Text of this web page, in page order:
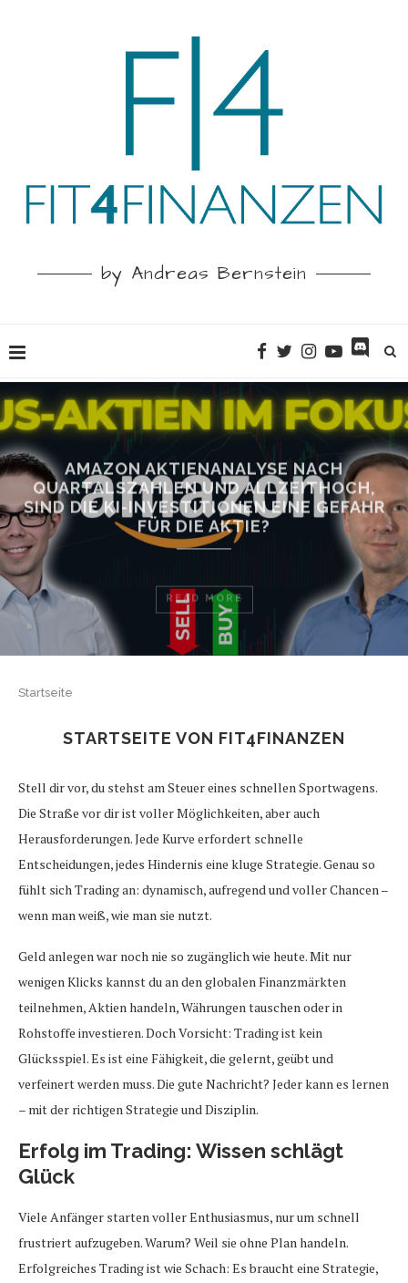
by Andreas Bernstein
AMAZON AKTIENANALYSE NACH
QUARTALSZAHLEN UND ALLZEITHOCH,
SIND DIE KI-INVESTITIONEN EINE GEFAHR
FÜR DIE AKTIE?
Startseite
STARTSEITE VON FIT4FINANZEN
Stell dir vor, du stehst am Steuer eines schnellen Sportwagens.
Die Straße vor dir ist voller Möglichkeiten, aber auch
Herausforderungen. Jede Kurve erfordert schnelle
Entscheidungen, jedes Hindernis eine kluge Strategie. Genau so
fühlt sich Trading an: dynamisch, aufregend und voller Chancen –
wenn man weiß, wie man sie nutzt.
Geld anlegen war noch nie so zugänglich wie heute. Mit nur
wenigen Klicks kannst du an den globalen Finanzmärkten
teilnehmen, Aktien handeln, Währungen tauschen oder in
Rohstoffe investieren. Doch Vorsicht: Trading ist kein
Glücksspiel. Es ist eine Fähigkeit, die gelernt, geübt und
verfeinert werden muss. Die gute Nachricht? Jeder kann es lernen
– mit der richtigen Strategie und Disziplin.
Erfolg im Trading: Wissen schlägt
Glück
Viele Anfänger starten voller Enthusiasmus, nur um schnell
frustriert aufzugeben. Warum? Weil sie ohne Plan handeln.
Erfolgreiches Trading ist wie Schach: Es braucht eine Strategie,